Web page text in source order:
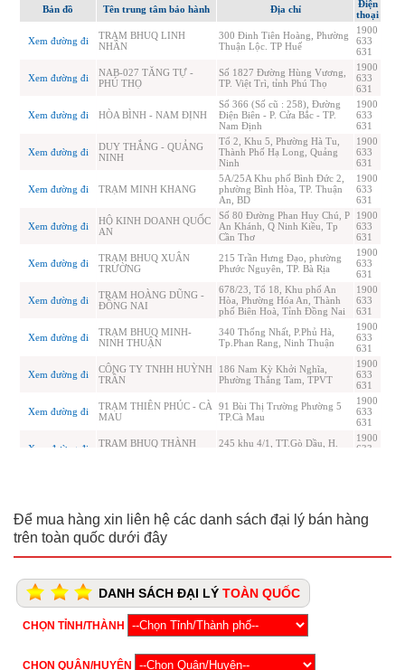
Để mua hàng xin liên hệ các danh sách đại lý bán hàng
trên toàn quốc dưới đây